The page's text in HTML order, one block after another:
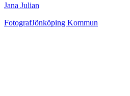
Jana Julian
FotografJönköping Kommun